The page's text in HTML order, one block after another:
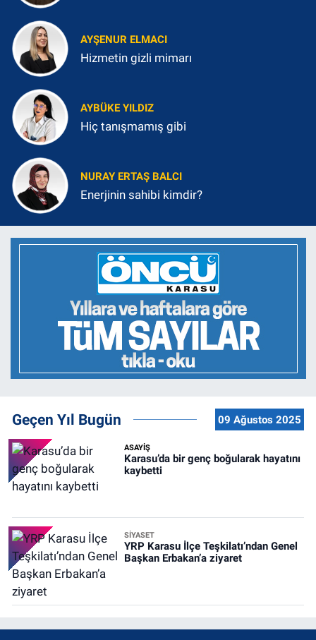
AYŞENUR ELMACI
Hizmetin gizli mimarı
AYBÜKE YILDIZ
Hiç tanışmamış gibi
NURAY ERTAŞ BALCI
Enerjinin sahibi kimdir?
Geçen Yıl Bugün 09 Ağustos 2025
ASAYİŞ
Karasu’da bir genç boğularak hayatını
kaybetti
SİYASET
YRP Karasu İlçe Teşkilatı’ndan Genel
Başkan Erbakan’a ziyaret